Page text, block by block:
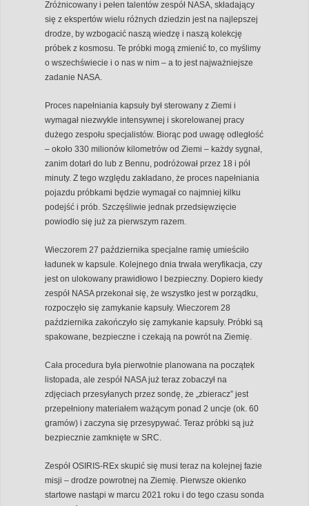
Zróżnicowany i pełen talentów zespół NASA, składający
się z ekspertów wielu różnych dziedzin jest na najlepszej
drodze, by wzbogacić naszą wiedzę i naszą kolekcję
próbek z kosmosu. Te próbki mogą zmienić to, co myślimy
o wszechświecie i o nas w nim – a to jest najważniejsze
zadanie NASA.
Proces napełniania kapsuły był sterowany z Ziemi i
wymagał niezwykle intensywnej i skorelowanej pracy
dużego zespołu specjalistów. Biorąc pod uwagę odległość
– około 330 milionów kilometrów od Ziemi – każdy sygnał,
zanim dotarł do lub z Bennu, podróżował przez 18 i pół
minuty. Z tego względu zakładano, że proces napełniania
pojazdu próbkami będzie wymagał co najmniej kilku
podejść i prób. Szczęśliwie jednak przedsięwzięcie
powiodło się już za pierwszym razem.
Wieczorem 27 października specjalne ramię umieściło
ładunek w kapsule. Kolejnego dnia trwała weryfikacja, czy
jest on ulokowany prawidłowo I bezpieczny. Dopiero kiedy
zespół NASA przekonał się, że wszystko jest w porządku,
rozpoczęło się zamykanie kapsuły. Wieczorem 28
października zakończyło się zamykanie kapsuły. Próbki są
spakowane, bezpieczne i czekają na powrót na Ziemię.
Cała procedura była pierwotnie planowana na początek
listopada, ale zespół NASA już teraz zobaczył na
zdjęciach przesyłanych przez sondę, że „zbieracz” jest
przepełniony materiałem ważącym ponad 2 uncje (ok. 60
gramów) i zaczyna się przesypywać. Teraz próbki są już
bezpiecznie zamknięte w SRC.
Zespół OSIRIS-REx skupić się musi teraz na kolejnej fazie
misji – drodze powrotnej na Ziemię. Pierwsze okienko
startowe nastąpi w marcu 2021 roku i do tego czasu sonda